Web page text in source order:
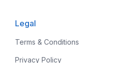
Legal
Terms & Conditions
Privacy Policy